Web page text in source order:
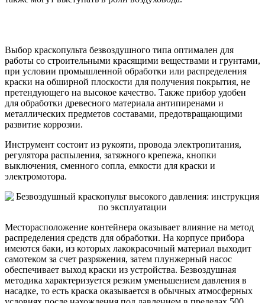
Выбор краскопульта безвоздушного типа оптимален для
работы со строительными красящими веществами и грунтами,
при условии промышленной обработки или распределения
краски на обширной плоскости для получения покрытия, не
претендующего на высокое качество. Также прибор удобен
для обработки древесного материала антипиренами и
металлических предметов составами, предотвращающими
развитие коррозии.
Инструмент состоит из рукояти, провода электропитания,
регулятора распыления, затяжного крепежа, кнопки
выключения, сменного сопла, емкости для краски и
электромотора.
Месторасположение контейнера оказывает влияние на метод
распределения средств для обработки. На корпусе прибора
имеются баки, из которых лакокрасочный материал выходит
самотеком за счет разряжения, затем плунжерный насос
обеспечивает выход краски из устройства. Безвоздушная
методика характеризуется резким уменьшением давления в
насадке, то есть краска оказывается в обычных атмосферных